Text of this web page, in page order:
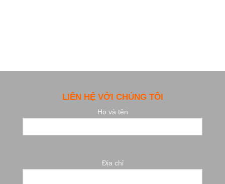
LIÊN HỆ VỚI CHÚNG TÔI
Họ và tên
Địa chỉ